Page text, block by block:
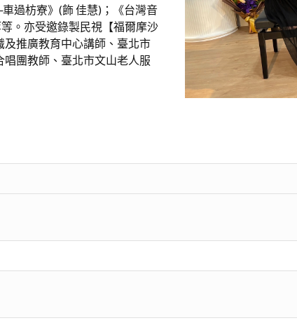
過枋寮》(飾 佳慧)；《台灣音
。亦受邀錄製民視【福爾摩沙
推廣教育中心講師、臺北市
團教師、臺北市文山老人服